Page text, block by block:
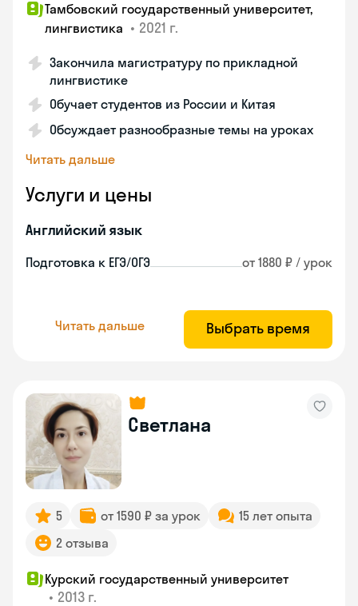
Тамбовский государственный университет,
лингвистика • 2021 г.
Закончила магистратуру по прикладной
лингвистике
Обучает студентов из России и Китая
Обсуждает разнообразные темы на уроках
Читать дальше
Услуги и цены
Английский язык
Подготовка к ЕГЭ/ОГЭ от 1880 ₽ / урок
Читать дальше Выбрать время
Светлана
5 от 1590 ₽ за урок
15 лет опыта
2 отзыва
Курский государственный университет
• 2013 г.